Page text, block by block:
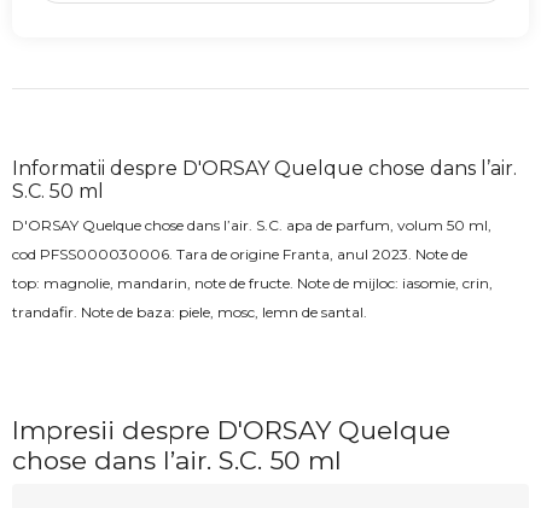
Informatii despre D'ORSAY Quelque chose dans l’air.
S.C. 50 ml
D'ORSAY Quelque chose dans l’air. S.C. apa de parfum, volum 50 ml,
cod PFSS000030006. Tara de origine Franta, anul 2023. Note de
top: magnolie, mandarin, note de fructe. Note de mijloc: iasomie, crin,
trandafir. Note de baza: piele, mosc, lemn de santal.
Impresii despre D'ORSAY Quelque
chose dans l’air. S.C. 50 ml